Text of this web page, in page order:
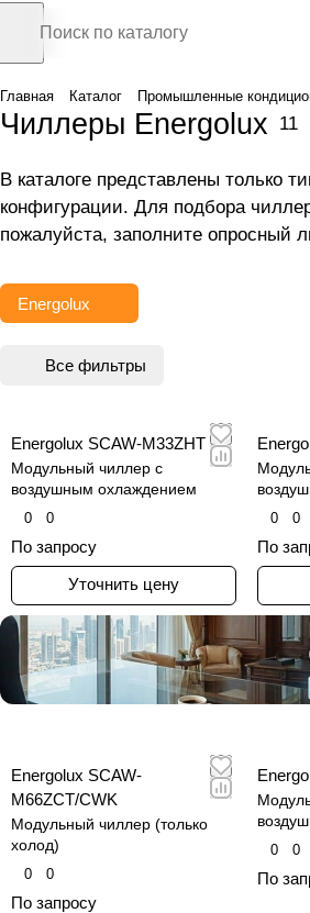
Главная Каталог Промышленные
Чиллеры Energolux 11
В каталоге представлены только
конфигурации. Для подбора
пожалуйста, заполните опросный
Energolux
Все фильтры
Energolux SCAW-M33ZHT
Модульный чиллер с
воздушным охлаждением
0 0
По запросу
Уточнить цену
0 0
По
Energolux SCAW-
M66ZCT/CWK
Модульный чиллер (только
холод)
0 0
По запросу
0 0
По